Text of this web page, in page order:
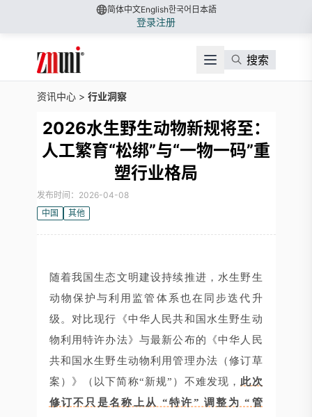
简体中文English한국어 日本語
登录注册
搜索
资讯中心 > 行业洞察
2026水生野生动物新规将至：
人工繁育“松绑”与“一物一码”重
塑行业格局
发布时间：2026-04-08
中国
其他
随着我国生态文明建设持续推进，水生野生
动物保护与利用监管体系也在同步迭代升
级。对比现行《中华人民共和国水生野生动
物利用特许办法》与最新公布的《中华人民
共和国水生野生动物利用管理办法（修订草
案）》（以下简称“新规”）不难发现， 此次
修订不只是名称上从 “特许” 调整为 “管